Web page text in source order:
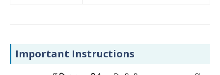
Important Instructions